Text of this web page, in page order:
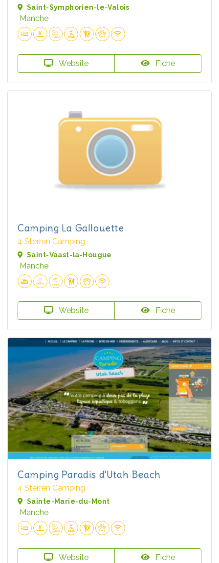
Saint-Symphorien-le-Valois
Manche
Website Fiche
Camping La Gallouette
4 Sterren Camping
Saint-Vaast-la-Hougue
Manche
Website Fiche
Camping Paradis d'Utah Beach
4 Sterren Camping
Sainte-Marie-du-Mont
Manche
Website Fiche